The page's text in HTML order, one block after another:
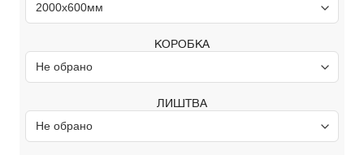
КОРОБКА
ЛИШТВА